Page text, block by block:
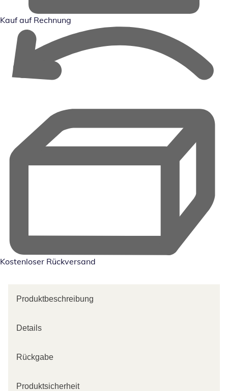
Kauf auf Rechnung
Kostenloser Rückversand
Produktbeschreibung
Details
Rückgabe
Produktsicherheit